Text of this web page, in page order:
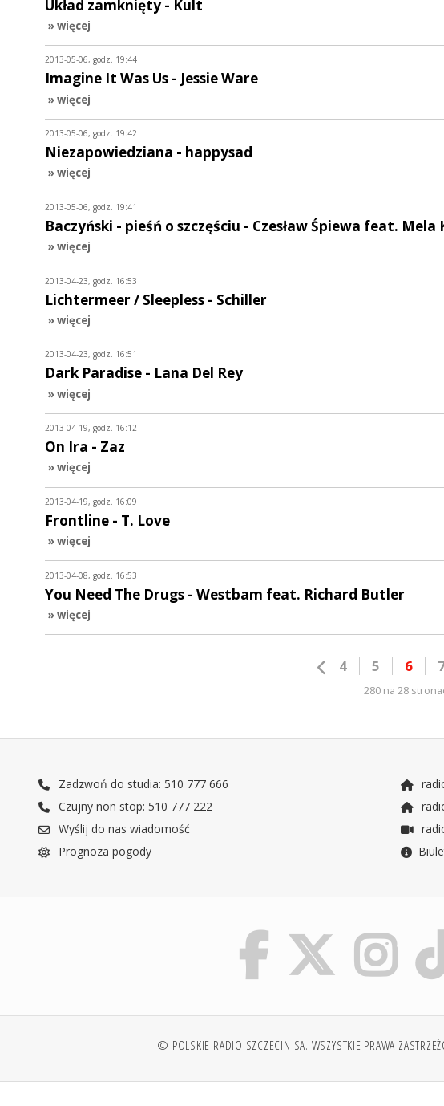
Układ zamknięty - Kult
» więcej
2013-05-06, godz. 19:44
Imagine It Was Us - Jessie Ware
» więcej
2013-05-06, godz. 19:42
Niezapowiedziana - happysad
» więcej
2013-05-06, godz. 19:41
Baczyński - pieśń o szczęściu - Czesław Śpiewa feat.
» więcej
2013-04-23, godz. 16:53
Lichtermeer / Sleepless - Schiller
» więcej
2013-04-23, godz. 16:51
Dark Paradise - Lana Del Rey
» więcej
2013-04-19, godz. 16:12
On Ira - Zaz
» więcej
2013-04-19, godz. 16:09
Frontline - T. Love
» więcej
2013-04-08, godz. 16:53
You Need The Drugs - Westbam feat. Richard Butler
» więcej
4 5 6
280 na 28
Zadzwoń do studia: 510 777 666
Czujny non stop: 510 777 222
Wyślij do nas wiadomość
Prognoza pogody
© POLSKIE RADIO SZCZECIN SA. WSZYSTKIE PRAWA